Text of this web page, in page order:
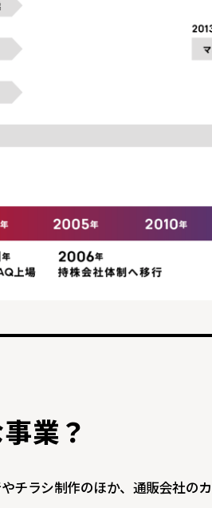
業？
チラシ制作のほか、通販会社の